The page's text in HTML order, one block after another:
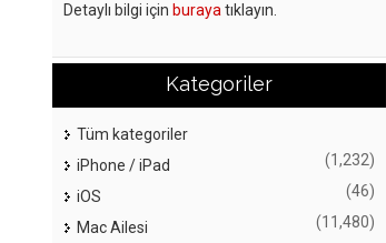
Detaylı bilgi için buraya tıklayın.
Kategoriler
Tüm kategoriler
iPhone / iPad
(1,232)
iOS (46)
Mac Ailesi (11,480)